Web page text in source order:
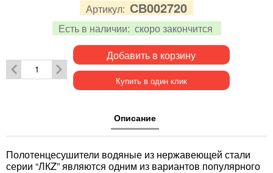
Артикул: СВ002720
Есть в наличии: скоро закончится
Добавить в корзину
Купить в один клик
Описание
Полотенцесушители водяные из нержавеющей стали
серии “ЛКZ” являются одним из вариантов популярного